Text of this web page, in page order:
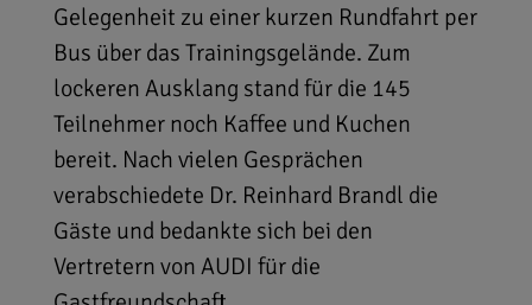
Gelegenheit zu einer kurzen Rundfahrt per
Bus über das Trainingsgelände. Zum
lockeren Ausklang stand für die 145
Teilnehmer noch Kaffee und Kuchen
bereit. Nach vielen Gesprächen
verabschiedete Dr. Reinhard Brandl die
Gäste und bedankte sich bei den
Vertretern von AUDI für die